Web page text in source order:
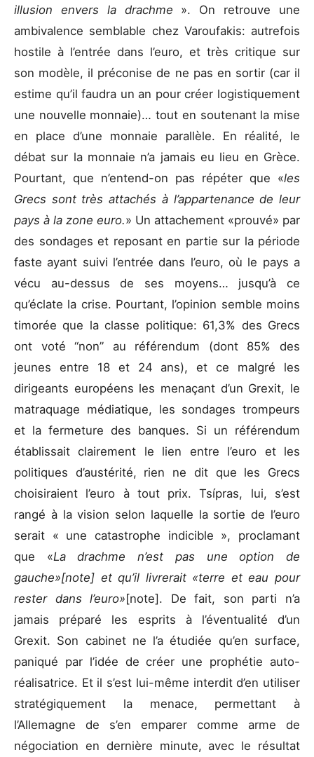
illusion envers la drachme ». On retrouve une
ambivalence semblable chez Varoufakis: autrefois
hostile à l’entrée dans l’euro, et très critique sur
son modèle, il préconise de ne pas en sortir (car il
estime qu’il faudra un an pour créer logistiquement
une nouvelle monnaie)… tout en soutenant la mise
en place d’une monnaie parallèle. En réalité, le
débat sur la monnaie n’a jamais eu lieu en Grèce.
Pourtant, que n’entend-on pas répéter que «les
Grecs sont très attachés à l’appartenance de leur
pays à la zone euro.» Un attachement «prouvé» par
des sondages et reposant en partie sur la période
faste ayant suivi l’entrée dans l’euro, où le pays a
vécu au-dessus de ses moyens… jusqu’à ce
qu’éclate la crise. Pourtant, l’opinion semble moins
timorée que la classe politique: 61,3% des Grecs
ont voté “non” au référendum (dont 85% des
jeunes entre 18 et 24 ans), et ce malgré les
dirigeants européens les menaçant d’un Grexit, le
matraquage médiatique, les sondages trompeurs
et la fermeture des banques. Si un référendum
établissait clairement le lien entre l’euro et les
politiques d’austérité, rien ne dit que les Grecs
choisiraient l’euro à tout prix. Tsípras, lui, s’est
rangé à la vision selon laquelle la sortie de l’euro
serait « une catastrophe indicible », proclamant
que «La drachme n’est pas une option de
gauche»[note] et qu’il livrerait «terre et eau pour
rester dans l’euro»[note]. De fait, son parti n’a
jamais préparé les esprits à l’éventualité d’un
Grexit. Son cabinet ne l’a étudiée qu’en surface,
paniqué par l’idée de créer une prophétie auto-
réalisatrice. Et il s’est lui-même interdit d’en utiliser
stratégiquement la menace, permettant à
l’Allemagne de s’en emparer comme arme de
négociation en dernière minute, avec le résultat